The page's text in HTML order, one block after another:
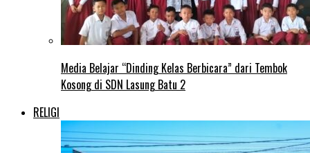
Media Belajar “Dinding Kelas Berbicara” dari Tembok
Kosong di SDN Lasung Batu 2
RELIGI